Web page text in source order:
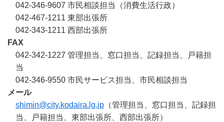
042-346-9607 市民相談担当（消費生活行政）
042-467-1211 東部出張所
042-343-1211 西部出張所
FAX
042-342-1227 管理担当、窓口担当、記録担当、戸籍担
当
042-346-9550 市民サービス担当、市民相談担当
メール
shimin@city.kodaira.lg.jp （管理担当、窓口担当、記録担
当、戸籍担当、東部出張所、西部出張所）